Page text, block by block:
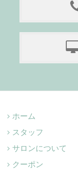
ホーム
スタッフ
サロンについて
クーポン